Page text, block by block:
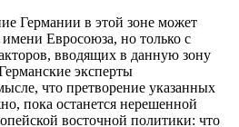
Германии в этой зоне может
имени Евросоюза, но только с
вводящих в данную зону
эксперты
что претворение указанных
пока останется нерешенной
восточной политики: что